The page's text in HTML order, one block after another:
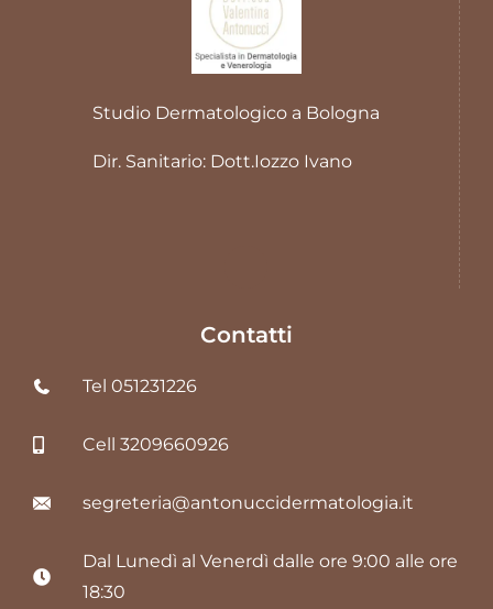
Studio Dermatologico a Bologna
Dir. Sanitario: Dott.Iozzo Ivano
Contatti
Tel 051231226
Cell 3209660926
segreteria@antonuccidermatologia.it
Dal Lunedì al Venerdì dalle ore 9:00 alle ore
18:30